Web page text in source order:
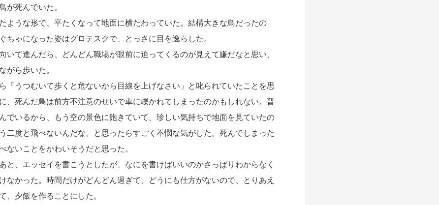
が死んでいた。
ような形で、平たくなって地面に横たわっていた。結構大きな鳥だったの
ちゃになった姿はグロテスクで、とっさに目を逸らした。
いて進んだら、どんどん職場が眼前に迫ってくるのが見えて嫌だなと思い、
がら歩いた。
「うつむいて歩くと危ないから目線を上げなさい」と叱られていたことを思
、死んだ鳥は前方不注意のせいで車に轢かれてしまったのかもしれない。普
でいるから、もう空の景色に飽きていて、珍しい気持ちで地面を見ていたの
二度と飛べないんだな、と思ったらすごく不憫な気がした。死んでしまった
ないことをかわいそうだと思った。
と、エッセイを書こうとしたが、なにを書けばいいのかさっぱりわからなく
なかった。時間だけがどんどん過ぎて、どうにも仕方がないので、とりあえ
、夕飯を作ることにした。